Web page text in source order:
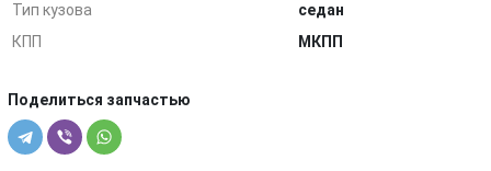
Тип кузова
седан
КПП
МКПП
Поделиться запчастью